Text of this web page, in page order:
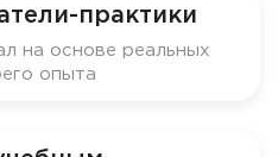
практики
на основе реальных
опыта